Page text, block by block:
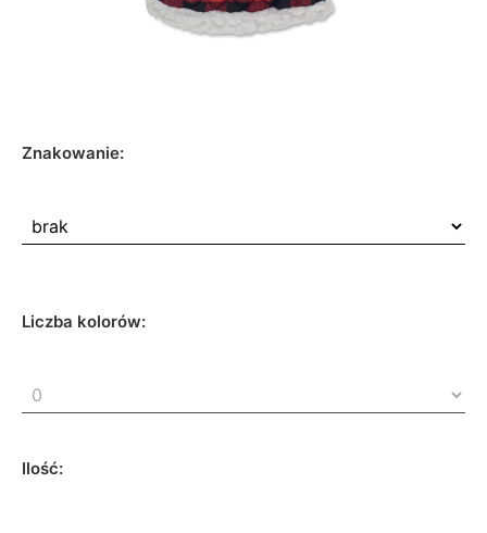
Znakowanie:
Liczba kolorów:
Ilość: